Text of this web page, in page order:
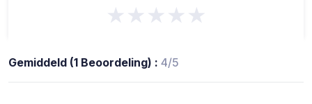
★★★★★
Gemiddeld (1 Beoordeling) : 4/5